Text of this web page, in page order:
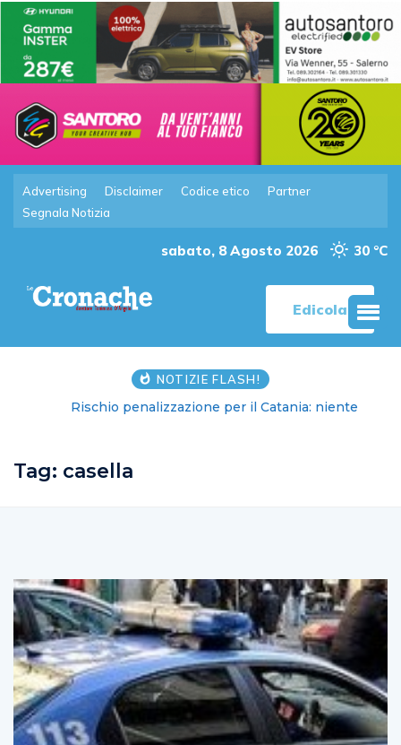
Advertising Disclaimer Codice etico
Partner
Segnala Notizia
sabato, 8 Agosto 2026 30 °C
Edicola
NOTIZIE FLASH!
Rischio penalizzazione per il Catania: niente